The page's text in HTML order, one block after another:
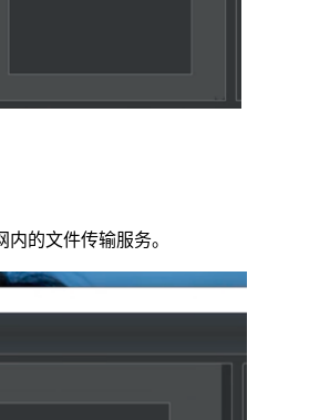
的文件传输服务。